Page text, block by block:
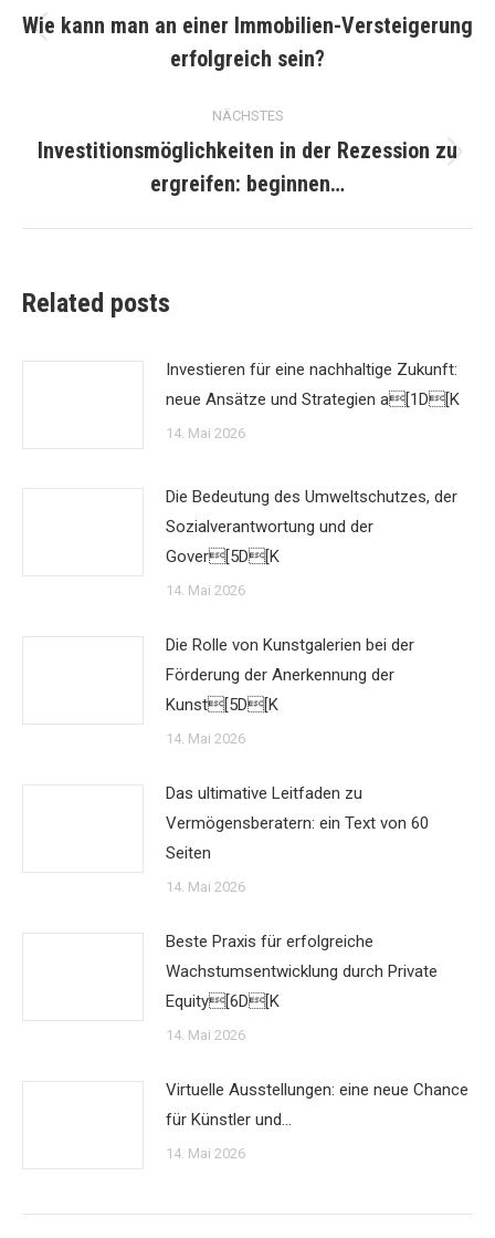
Beitrag:
Wie kann man an einer Immobilien-Versteigerung
erfolgreich sein?
NÄCHSTES
Beitrag:
Investitionsmöglichkeiten in der Rezession zu
ergreifen: beginnen…
Related posts
Investieren für eine nachhaltige Zukunft:
neue Ansätze und Strategien a[1D[K
14. Mai 2026
Die Bedeutung des Umweltschutzes, der
Sozialverantwortung und der
Gover[5D[K
14. Mai 2026
Die Rolle von Kunstgalerien bei der
Förderung der Anerkennung der
Kunst[5D[K
14. Mai 2026
Das ultimative Leitfaden zu
Vermögensberatern: ein Text von 60
Seiten
14. Mai 2026
Beste Praxis für erfolgreiche
Wachstumsentwicklung durch Private
Equity[6D[K
14. Mai 2026
Virtuelle Ausstellungen: eine neue Chance
für Künstler und…
14. Mai 2026